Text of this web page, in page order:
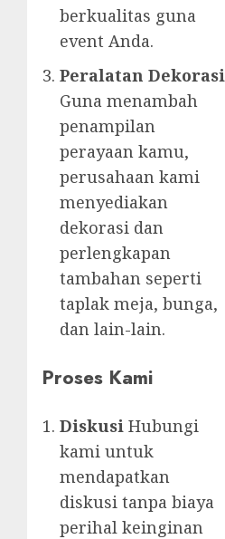
berkualitas guna
event Anda.
Peralatan Dekorasi
Guna menambah
penampilan
perayaan kamu,
perusahaan kami
menyediakan
dekorasi dan
perlengkapan
tambahan seperti
taplak meja, bunga,
dan lain-lain.
Proses Kami
Diskusi Hubungi
kami untuk
mendapatkan
diskusi tanpa biaya
perihal keinginan